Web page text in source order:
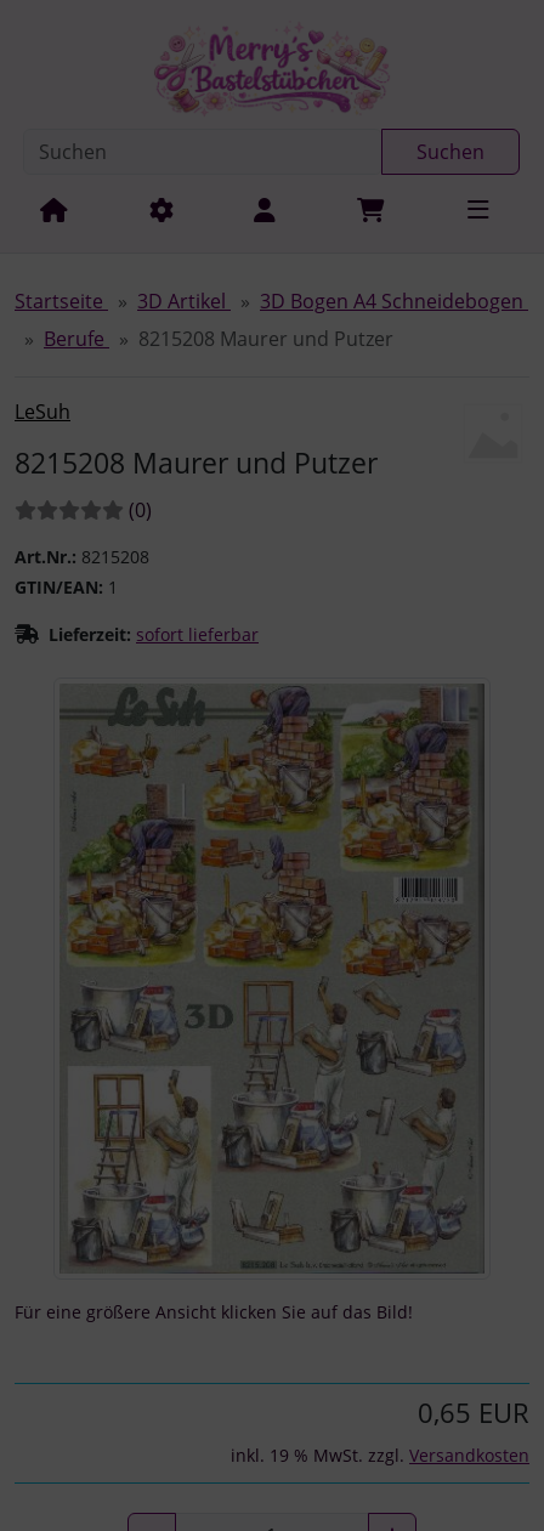
Springe zur Navigation
Suchen
Startseite 3D Artikel
3D Bogen A4 Schneidebogen
Berufe
8215208 Maurer und Putzer
LeSuh
8215208 Maurer und Putzer
Bewertungen:
(0Bewertungen
)
Art.Nr.: 8215208
GTIN/EAN: 1
Lieferzeit: sofort lieferbar
Wenn mehr als ein Produktbild existiert, können Sie die
Für eine größere Ansicht klicken Sie auf das Bild!
0,65 EUR
inkl. 19 % MwSt. zzgl. Versandkosten